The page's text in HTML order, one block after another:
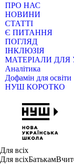
ПРО НАС
НОВИНИ
СТАТТІ
Є ПИТАННЯ
ПОГЛЯД
ІНКЛЮЗІЯ
МАТЕРІАЛИ ДЛЯ
Аналітика
Дофамін для освіти
НУШ КОРОТКО
Для всіх
Для всіхБатькам